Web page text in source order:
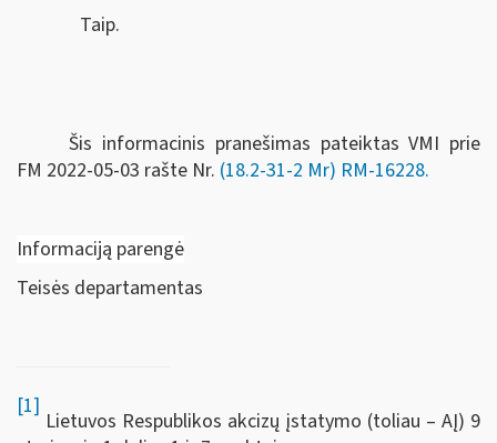
Taip.
Šis informacinis pranešimas pateiktas VMI prie
FM 2022-05-03 rašte Nr. (18.2-31-2 Mr) RM-16228.
Informaciją parengė
Teisės departamentas
[1]
Lietuvos Respublikos akcizų įstatymo (toliau – AĮ) 9